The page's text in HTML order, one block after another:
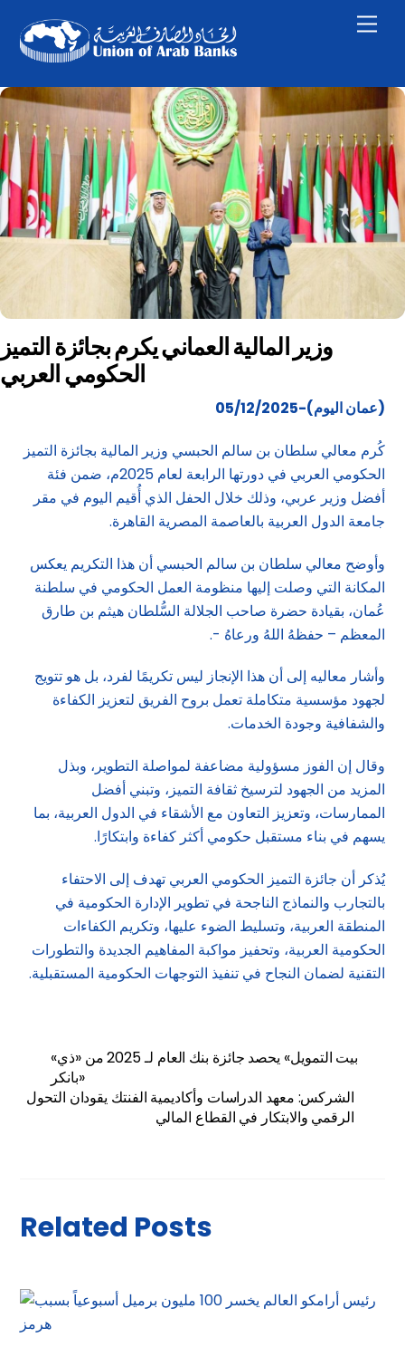
content
وزير المالية العماني يكرم بجائزة التميز
الحكومي العربي
(عمان اليوم)-05/12/2025
كُرم معالي سلطان بن سالم الحبسي وزير المالية بجائزة التميز
الحكومي العربي في دورتها الرابعة لعام 2025م، ضمن فئة
أفضل وزير عربي، وذلك خلال الحفل الذي أُقيم اليوم في مقر
جامعة الدول العربية بالعاصمة المصرية القاهرة.
وأوضح معالي سلطان بن سالم الحبسي أن هذا التكريم يعكس
المكانة التي وصلت إليها منظومة العمل الحكومي في سلطنة
عُمان، بقيادة حضرة صاحب الجلالة السُّلطان هيثم بن طارق
المعظم – حفظهُ اللهُ ورعاهُ -.
وأشار معاليه إلى أن هذا الإنجاز ليس تكريمًا لفرد، بل هو تتويج
لجهود مؤسسية متكاملة تعمل بروح الفريق لتعزيز الكفاءة
والشفافية وجودة الخدمات.
وقال إن الفوز مسؤولية مضاعفة لمواصلة التطوير، وبذل
المزيد من الجهود لترسيخ ثقافة التميز، وتبني أفضل
الممارسات، وتعزيز التعاون مع الأشقاء في الدول العربية، بما
يسهم في بناء مستقبل حكومي أكثر كفاءة وابتكارًا.
يُذكر أن جائزة التميز الحكومي العربي تهدف إلى الاحتفاء
بالتجارب والنماذج الناجحة في تطوير الإدارة الحكومية في
المنطقة العربية، وتسليط الضوء عليها، وتكريم الكفاءات
الحكومية العربية، وتحفيز مواكبة المفاهيم الجديدة والتطورات
التقنية لضمان النجاح في تنفيذ التوجهات الحكومية المستقبلية.
«بيت التمويل» يحصد جائزة بنك العام لـ 2025 من «ذي
بانكر»
الشركس: معهد الدراسات وأكاديمية الفنتك يقودان التحول
الرقمي والابتكار في القطاع المالي
Related Posts